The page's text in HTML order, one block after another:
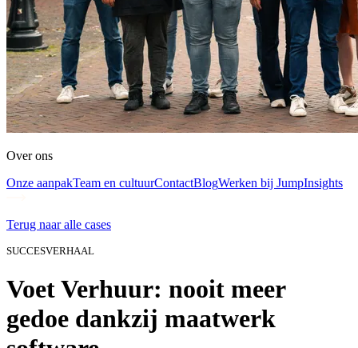
Over ons
Onze aanpakTeam en cultuurContactBlogWerken bij JumpInsights
Terug naar alle cases
SUCCESVERHAAL
Voet Verhuur: nooit meer
gedoe dankzij maatwerk